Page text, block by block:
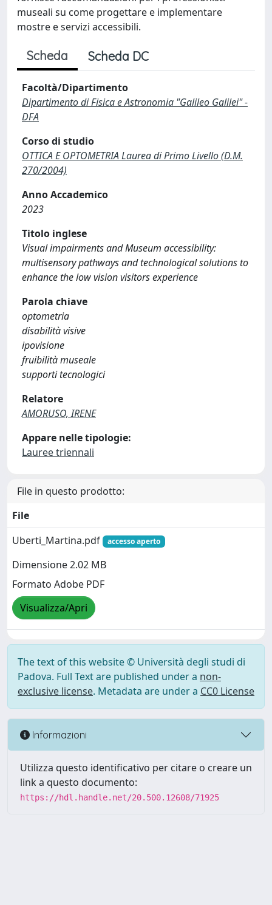
museali su come progettare e implementare
mostre e servizi accessibili.
Scheda Scheda DC
Facoltà/Dipartimento
Dipartimento di Fisica e Astronomia "Galileo Galilei" -
DFA
Corso di studio
OTTICA E OPTOMETRIA Laurea di Primo Livello (D.M.
270/2004)
Anno Accademico
2023
Titolo inglese
Visual impairments and Museum accessibility:
multisensory pathways and technological solutions to
enhance the low vision visitors experience
Parola chiave
optometria
disabilità visive
ipovisione
fruibilità museale
supporti tecnologici
Relatore
AMORUSO, IRENE
Appare nelle tipologie:
Lauree triennali
File in questo prodotto:
File
Uberti_Martina.pdf
accesso aperto
Dimensione 2.02 MB
Formato Adobe PDF
Visualizza/Apri
The text of this website © Università degli studi di
Padova. Full Text are published under a non-
exclusive license. Metadata are under a CC0 License
Informazioni
Utilizza questo identificativo per citare o creare un
link a questo documento:
https://hdl.handle.net/20.500.12608/71925